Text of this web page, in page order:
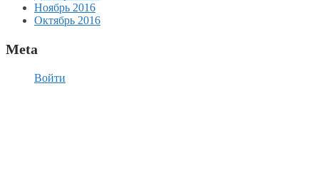
Ноябрь 2016
Октябрь 2016
Meta
Войти